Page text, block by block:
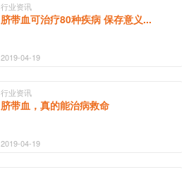
行业资讯
脐带血可治疗80种疾病 保存意义...
2019-04-19
行业资讯
脐带血，真的能治病救命
2019-04-19